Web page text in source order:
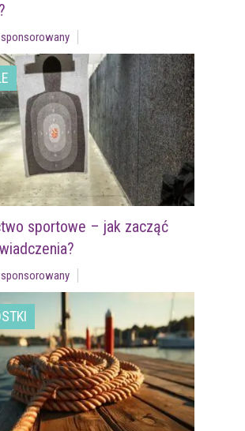
sportowe – jak zacząć